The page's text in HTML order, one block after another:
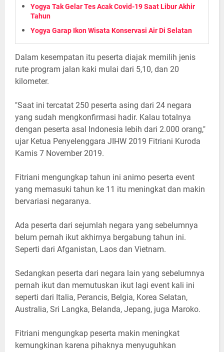
Yogya Tak Gelar Tes Acak Covid-19 Saat Libur Akhir
Tahun
Yogya Garap Ikon Wisata Konservasi Air Di Selatan
Dalam kesempatan itu peserta diajak memilih jenis
rute program jalan kaki mulai dari 5,10, dan 20
kilometer.
"Saat ini tercatat 250 peserta asing dari 24 negara
yang sudah mengkonfirmasi hadir. Kalau totalnya
dengan peserta asal Indonesia lebih dari 2.000 orang,"
ujar Ketua Penyelenggara JIHW 2019 Fitriani Kuroda
Kamis 7 November 2019.
Fitriani mengungkap tahun ini animo peserta event
yang memasuki tahun ke 11 itu meningkat dan makin
bervariasi negaranya.
Ada peserta dari sejumlah negara yang sebelumnya
belum pernah ikut akhirnya bergabung tahun ini.
Seperti dari Afganistan, Laos dan Vietnam.
Sedangkan peserta dari negara lain yang sebelumnya
pernah ikut dan memutuskan ikut lagi event kali ini
seperti dari Italia, Perancis, Belgia, Korea Selatan,
Australia, Sri Langka, Belanda, Jepang, juga Maroko.
Fitriani mengungkap peserta makin meningkat
kemungkinan karena pihaknya menyuguhkan